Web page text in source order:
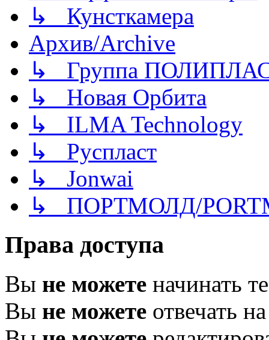
↳ Кунсткамера
Архив/Archive
↳ Группа
↳ Новая Орбита
↳ ILMA Technology
↳ Руспласт
↳ Jonwai
↳ ПОРТМОЛД/
Права доступа
Вы не можете начинать
Вы не можете отвечать